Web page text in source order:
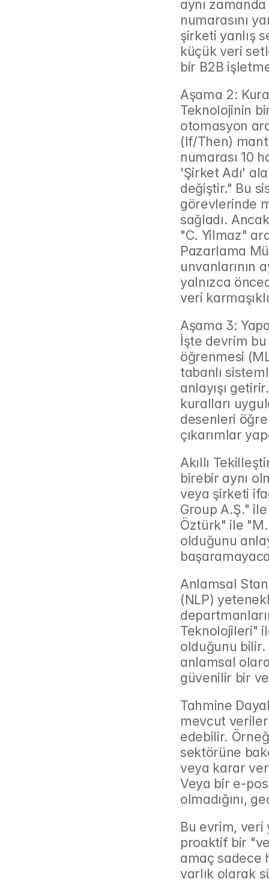
aynı
numarasını
şirketi yanlış
küçük veri
bir B2B
Aşama 2:
Teknolojinin
otomasyon
(If/Then)
numarası 10
'Şirket Adı'
değiştir." Bu
görevlerinde
sağladı.
"C. Yilmaz"
Pazarlama
unvanlarının
yalnızca
veri
Aşama 3:
İşte devrim
öğrenmesi
tabanlı
anlayışı
kuralları
desenleri
çıkarımlar
Akıllı
birebir aynı
veya şirketi
Group A.Ş."
Öztürk" ile "M.
olduğunu
Anlamsal
(NLP)
Teknolojileri"
olduğunu
anlamsal
güvenilir bir
Tahmine
mevcut
edebilir.
sektörüne
veya karar
Veya bir e-
olmadığını,
Bu evrim,
proaktif bir
amaç sadece
varlık olarak